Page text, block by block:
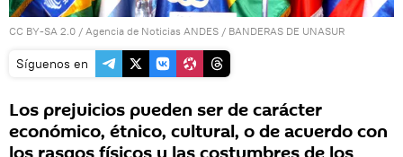
CC BY-SA 2.0 / Agencia de Noticias ANDES / BANDERAS DE UNASUR
Síguenos en
Los prejuicios pueden ser de carácter
económico, étnico, cultural, o de acuerdo con